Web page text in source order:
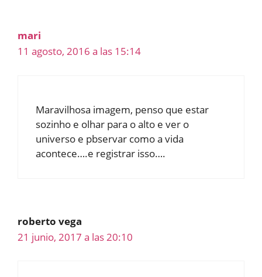
mari
11 agosto, 2016 a las 15:14
Maravilhosa imagem, penso que estar
sozinho e olhar para o alto e ver o
universo e pbservar como a vida
acontece….e registrar isso….
roberto vega
21 junio, 2017 a las 20:10